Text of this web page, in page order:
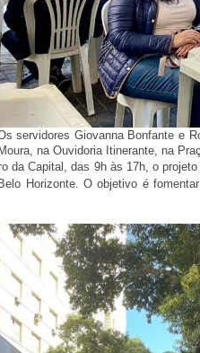
servidores Giovanna Bonfante e
Moura, na Ouvidoria Itinerante, na
da Capital, das 9h às 17h, o
Horizonte. O objetivo é